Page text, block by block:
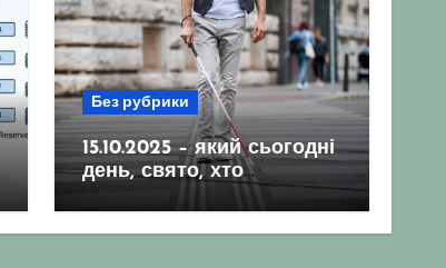
Без рубрики
15.10.2025 – який сьогодні
день, свято, хто
народився, гороскоп